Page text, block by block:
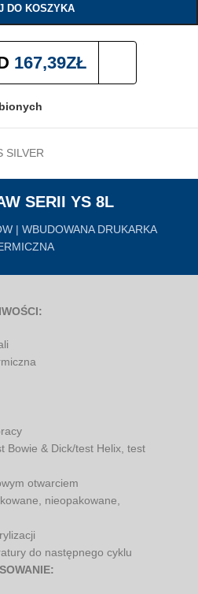
DO KOSZYKA
167,39ZŁ
SILVER
SERII YS 8L
| WBUDOWANA DRUKARKA
Bowie & Dick/test Helix, test
otwarciem
nieopakowane,
do następnego cyklu